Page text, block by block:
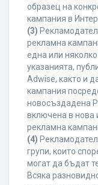
образец на
кампания в
(3)
рекламна
една или
указанията,
Adwise, както и
кампания
новосъздадена
включена в
рекламна
(4)
групи, които
могат да бъдат
Всяка